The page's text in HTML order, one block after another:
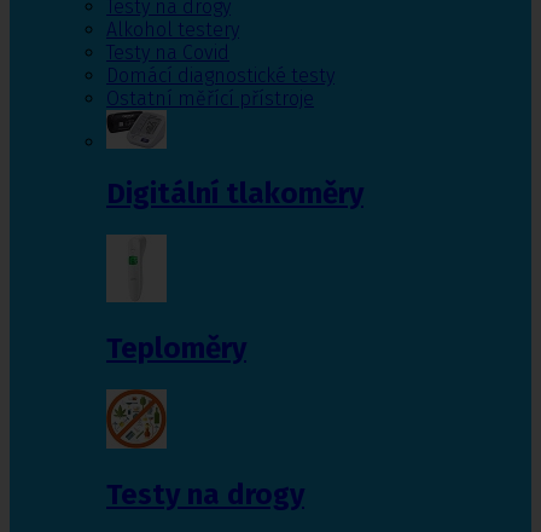
Testy na drogy
Alkohol testery
Testy na Covid
Domácí diagnostické testy
Ostatní měřící přístroje
Digitální tlakoměry
Teploměry
Testy na drogy